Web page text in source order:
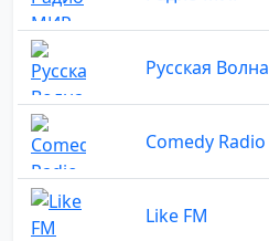
Русская Волна
Comedy Radio
Like FM